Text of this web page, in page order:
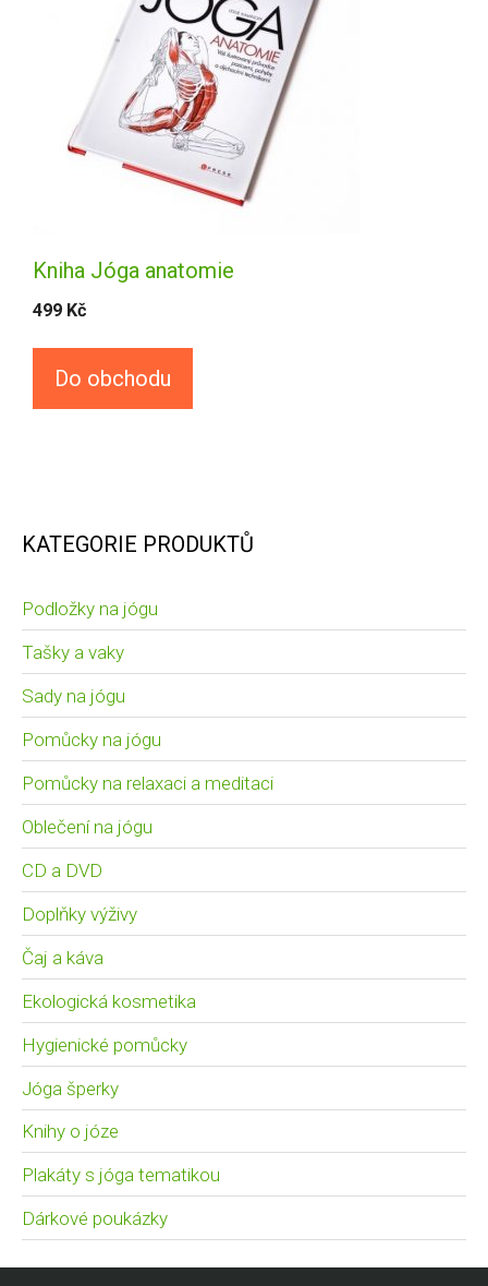
Kniha Jóga anatomie
499 Kč
Do obchodu
KATEGORIE PRODUKTŮ
Podložky na jógu
Tašky a vaky
Sady na jógu
Pomůcky na jógu
Pomůcky na relaxaci a meditaci
Oblečení na jógu
CD a DVD
Doplňky výživy
Čaj a káva
Ekologická kosmetika
Hygienické pomůcky
Jóga šperky
Knihy o józe
Plakáty s jóga tematikou
Dárkové poukázky